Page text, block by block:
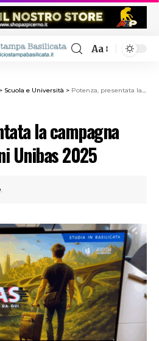
Aa
> Scuola e Università > Potenza, presentata la campagna immatricolazioni Unibas 2025
la campagna
Unibas 2025